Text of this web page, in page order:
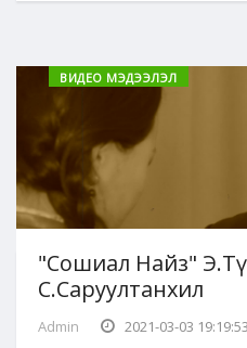
ВИДЕО МЭДЭЭЛЭЛ
"Сошиал Найз"
С.Саруултанхил
Admin 2021-03-03 19:19:53